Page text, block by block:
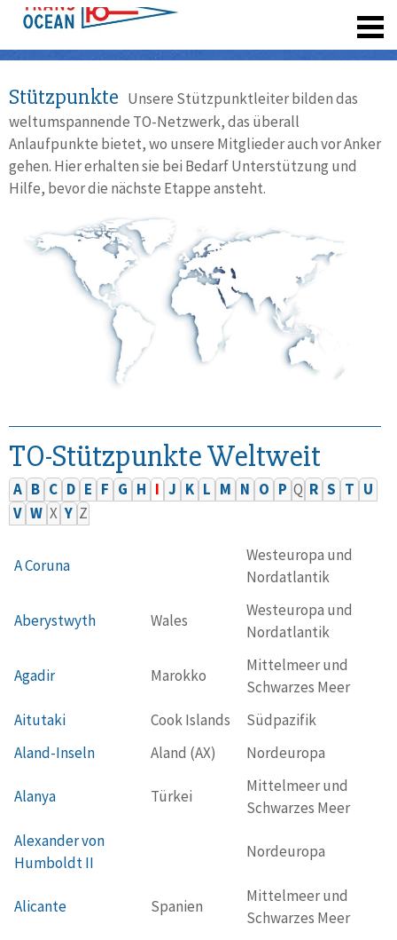
Stützpunkte Unsere Stützpunktleiter bilden das
weltumspannende TO-Netzwerk, das überall
Anlaufpunkte bietet, wo unsere Mitglieder auch vor Anker
gehen. Hier erhalten sie bei Bedarf Unterstützung und
Hilfe, bevor die nächste Etappe ansteht.
TO-Stützpunkte Weltweit
A B C D E F G H I J K L M N O P Q R S T U
V W X Y Z
A Coruna
Westeuropa und
Nordatlantik
Aberystwyth Wales
Westeuropa und
Nordatlantik
Agadir Marokko
Mittelmeer und
Schwarzes Meer
Aitutaki
Cook Islands
Südpazifik
Aland-Inseln
Aland (AX) Nordeuropa
Alanya Türkei
Mittelmeer und
Schwarzes Meer
Alexander von
Humboldt II
Nordeuropa
Alicante Spanien
Mittelmeer und
Schwarzes Meer